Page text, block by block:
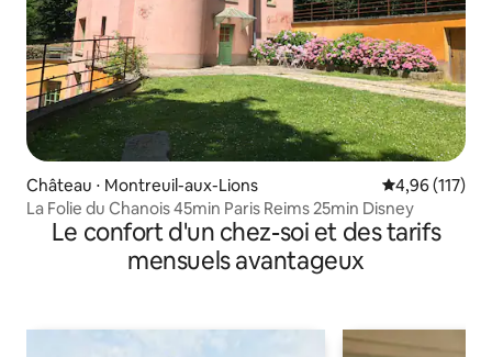
Château ⋅ Montreuil-aux-Lions Évaluation
4,96 (117)
La Folie du Chanois 45min Paris Reims 25min Disney
Le confort d'un chez-soi et des tarifs
mensuels avantageux